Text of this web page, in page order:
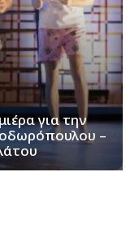
για την
–